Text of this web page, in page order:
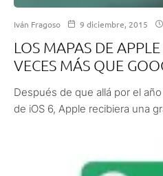
Iván Fragoso 9 diciembre, 2015
LOS MAPAS DE
VECES MÁS QUE
Después de que allá por el
de iOS 6, Apple recibiera una